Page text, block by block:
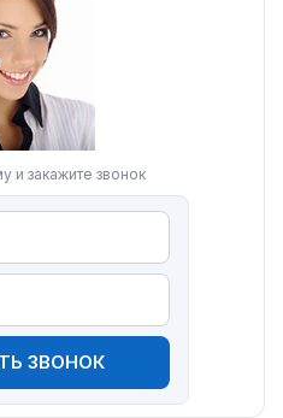
и закажите звонок
ЗВОНОК